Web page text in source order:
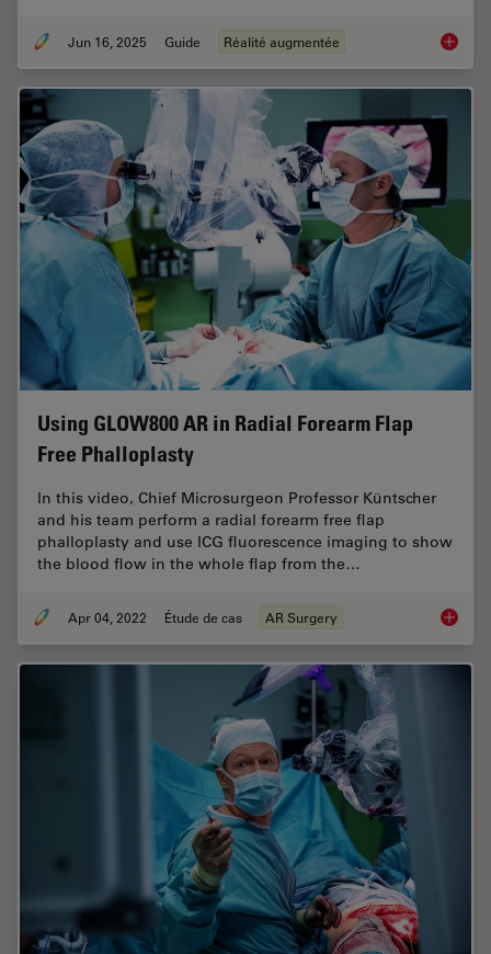
Jun 16, 2025 Guide Réalité augmentée The
Using GLOW800 AR in Radial Forearm Flap
Free Phalloplasty
In this video, Chief Microsurgeon Professor Küntscher
and his team perform a radial forearm free flap
phalloplasty and use ICG fluorescence imaging to show
the blood flow in the whole flap from the…
Apr 04, 2022 Étude de cas AR Surgery Using